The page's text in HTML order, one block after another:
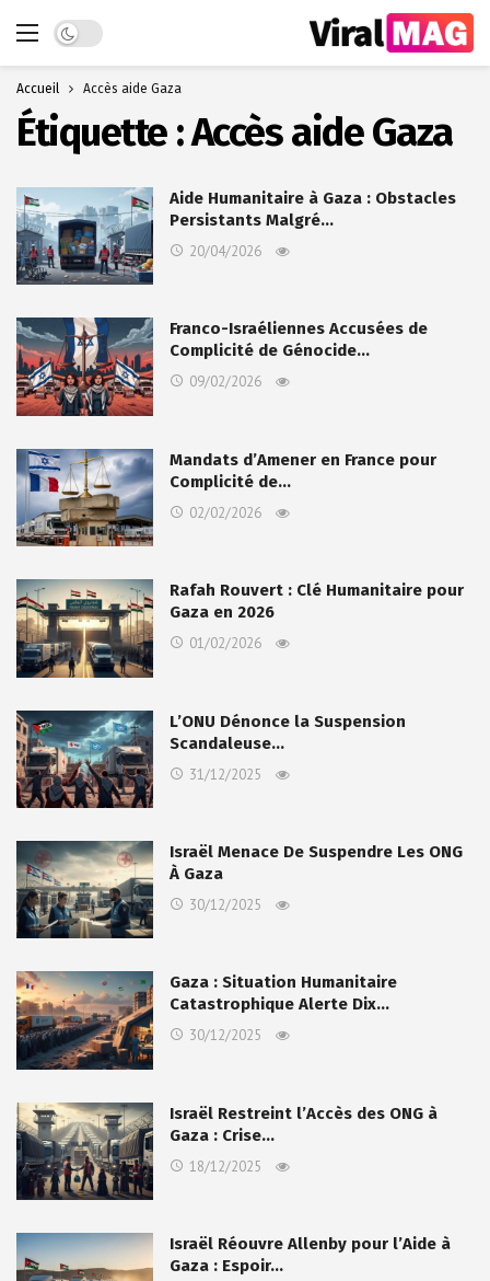
Dark mode
Accueil Accès aide Gaza
Étiquette :Accès aide Gaza
Aide Humanitaire à Gaza : Obstacles
Persistants Malgré…
20/04/2026
Franco-Israéliennes Accusées de
Complicité de Génocide…
09/02/2026
Mandats d’Amener en France pour
Complicité de…
02/02/2026
Rafah Rouvert : Clé Humanitaire pour
Gaza en 2026
01/02/2026
L’ONU Dénonce la Suspension
Scandaleuse…
31/12/2025
Israël Menace De Suspendre Les ONG
À Gaza
30/12/2025
Gaza : Situation Humanitaire
Catastrophique Alerte Dix…
30/12/2025
Israël Restreint l’Accès des ONG à
Gaza : Crise…
18/12/2025
Israël Réouvre Allenby pour l’Aide à
Gaza : Espoir…